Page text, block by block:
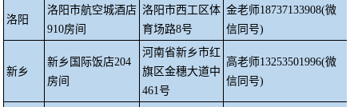
洛阳
洛阳市航空城酒店
910房间
洛阳市西工区体
育场路8号
金老师18737133908(微
信同号)
新乡
新乡国际饭店204
房间
河南省新乡市红
旗区金穗大道中
461号
高老师13253501996(微
信同号)